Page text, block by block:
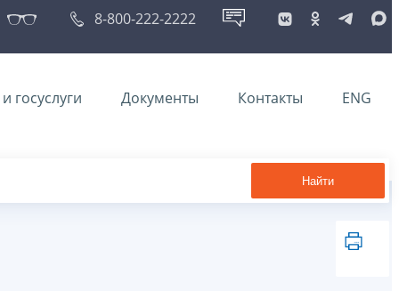
8-800-222-2222
госуслуги Документы Контакты ENG
Найти